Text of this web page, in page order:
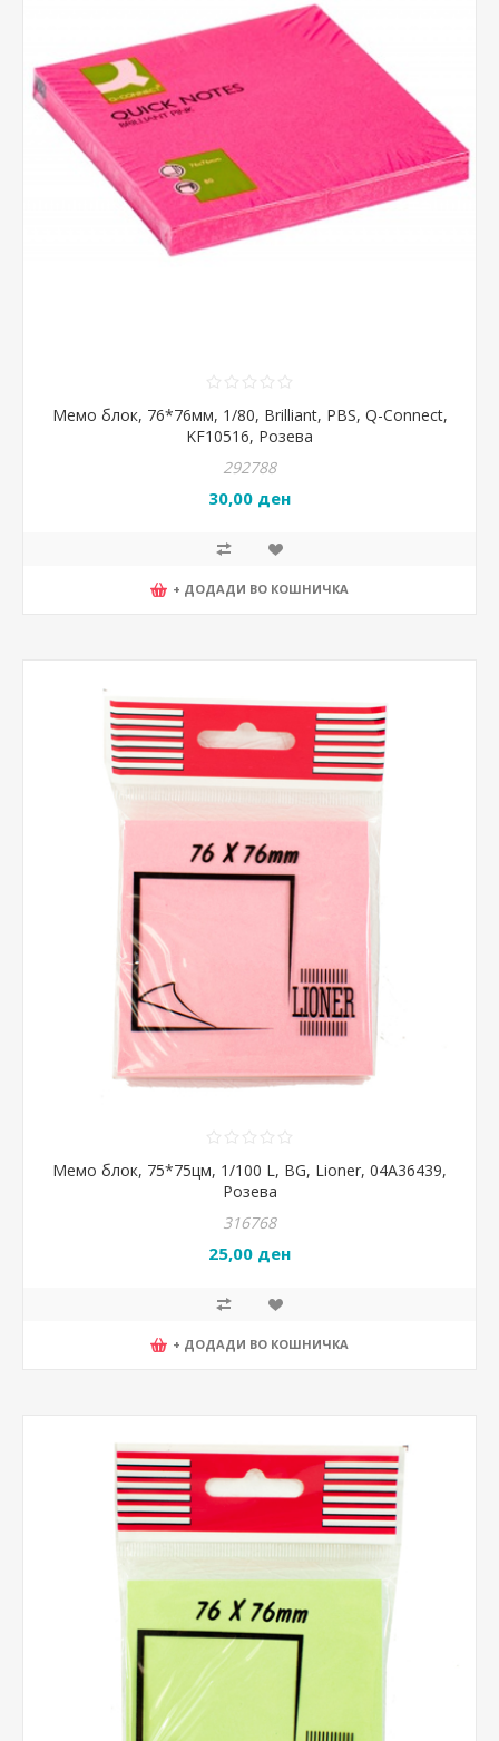
Мемо блок, 76*76мм, 1/80, Brilliant, PBS, Q-Connect,
KF10516, Розева
292788
30,00 ден
+ ДОДАДИ ВО КОШНИЧКА
Мемо блок, 75*75цм, 1/100 L, BG, Lioner, 04A36439,
Розева
316768
25,00 ден
+ ДОДАДИ ВО КОШНИЧКА